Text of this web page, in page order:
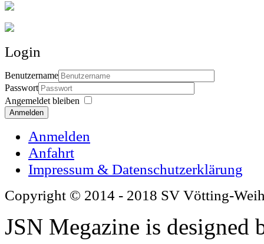
Login
Benutzername
Passwort
Angemeldet bleiben
Anmelden
Anmelden
Anfahrt
Impressum & Datenschutzerklärung
Copyright © 2014 - 2018 SV Vötting-
JSN Megazine is designed